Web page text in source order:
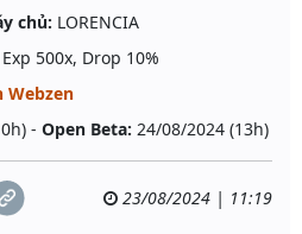
chủ: LORENCIA
500x, Drop 10%
Webzen
- Open Beta: 24/08/2024 (13h)
23/08/2024 | 11:19